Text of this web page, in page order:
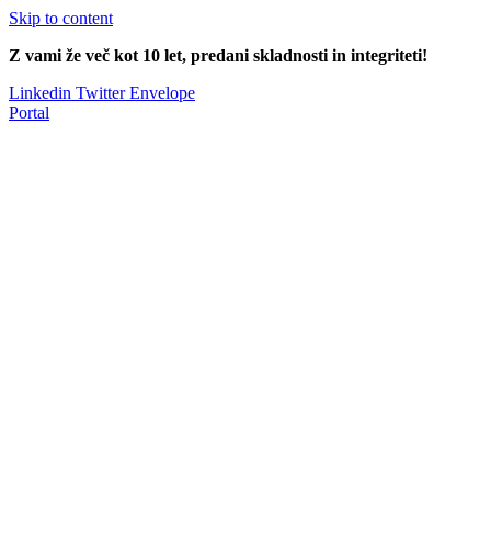
Skip to content
Z vami že več kot 10 let, predani skladnosti in integriteti!
Linkedin Twitter Envelope
Portal